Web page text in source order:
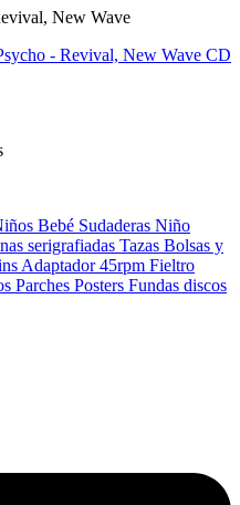
New Wave
- Revival, New Wave CD
Bebé Sudaderas Niño
serigrafiadas Tazas Bolsas y
Adaptador 45rpm Fieltro
Parches Posters Fundas discos